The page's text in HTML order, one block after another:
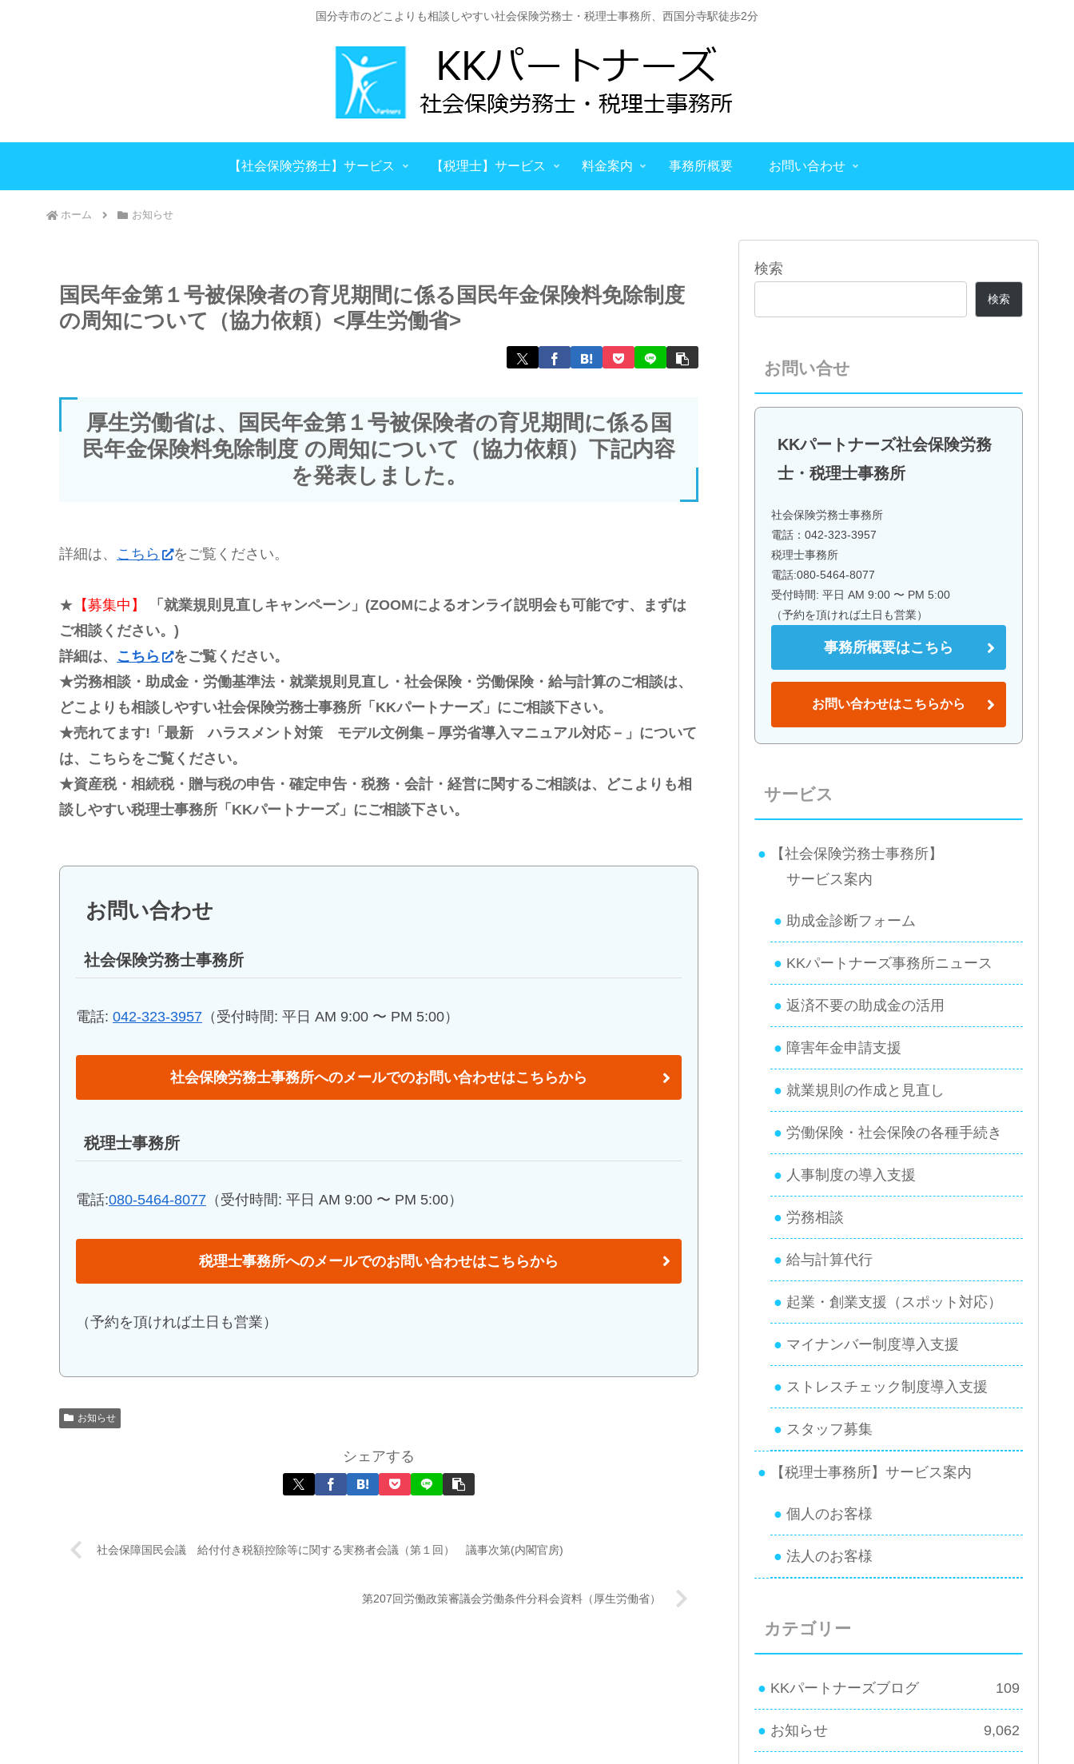
国分寺市のどこよりも相談しやすい社会保険労務士・税理士事務所、西国分寺駅徒歩2分
【社会保険労務士】サービス 【税理士】サービス 料金案内 事務所概要 お問い合わせ
ホーム お知らせ
国民年金第１号被保険者の育児期間に係る国民年金保険料免除制度
の周知について（協力依頼）<厚生労働省>
厚生労働省は、国民年金第１号被保険者の育児期間に係る国
民年金保険料免除制度 の周知について（協力依頼）下記内容
を発表しました。
詳細は、 こちら をご覧ください。
★ 【募集中】
「就業規則見直しキャンペーン」(ZOOMによるオンライ説明会も可能です、まずは
ご相談ください。)
詳細は、 こちら
をご覧ください。
★労務相談・助成金・労働基準法・就業規則見直し・社会保険・労働保険・給与計算のご相談は、
どこよりも相談しやすい社会保険労務士事務所「KKパートナーズ」にご相談下さい。
★売れてます!「最新 ハラスメント対策 モデル文例集－厚労省導入マニュアル対応－」について
は、こちらをご覧ください。
★資産税・相続税・贈与税の申告・確定申告・税務・会計・経営に関するご相談は、どこよりも相
談しやすい税理士事務所「KKパートナーズ」にご相談下さい。
お問い合わせ
社会保険労務士事務所
電話: 042-323-3957 （受付時間: 平日 AM 9:00 〜 PM 5:00）
社会保険労務士事務所へのメールでのお問い合わせはこちらから
税理士事務所
電話:080-5464-8077 （受付時間: 平日 AM 9:00 〜 PM 5:00）
税理士事務所へのメールでのお問い合わせはこちらから
（予約を頂ければ土日も営業）
お知らせ
シェアする
社会保障国民会議 給付付き税額控除等に関する実務者会議（第１回） 議事次第(内閣官房)
第207回労働政策審議会労働条件分科会資料（厚生労働省）
検索
検索
お問い合せ
KKパートナーズ社会保険労務
士・税理士事務所
社会保険労務士事務所
電話：042-323-3957
税理士事務所
電話:080-5464-8077
受付時間: 平日 AM 9:00 〜 PM 5:00
（予約を頂ければ土日も営業）
事務所概要はこちら
お問い合わせはこちらから
サービス
【社会保険労務士事務所】
サービス案内
助成金診断フォーム
KKパートナーズ事務所ニュース
返済不要の助成金の活用
障害年金申請支援
就業規則の作成と見直し
労働保険・社会保険の各種手続き
人事制度の導入支援
労務相談
給与計算代行
起業・創業支援（スポット対応）
マイナンバー制度導入支援
ストレスチェック制度導入支援
スタッフ募集
【税理士事務所】サービス案内
個人のお客様
法人のお客様
カテゴリー
KKパートナーズブログ 109
お知らせ 9,062